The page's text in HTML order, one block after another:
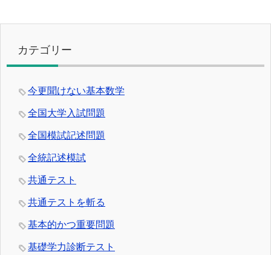
カテゴリー
今更聞けない基本数学
全国大学入試問題
全国模試記述問題
全統記述模試
共通テスト
共通テストを斬る
基本的かつ重要問題
基礎学力診断テスト